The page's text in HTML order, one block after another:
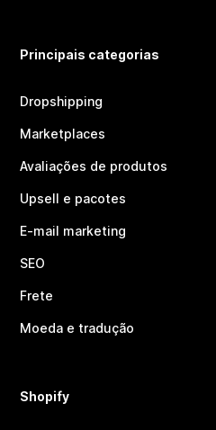
Principais categorias
Dropshipping
Marketplaces
Avaliações de produtos
Upsell e pacotes
E-mail marketing
SEO
Frete
Moeda e tradução
Shopify